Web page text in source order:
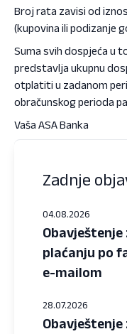
Broj rata zavisi od
(kupovina ili podizanje
Suma svih dospjeća u
predstavlja ukupnu
otplatiti u zadanom
obračunskog perioda
Vaša ASA Banka
Zadnje
04.08.2026
plaćanju po
e-mailom
28.07.2026